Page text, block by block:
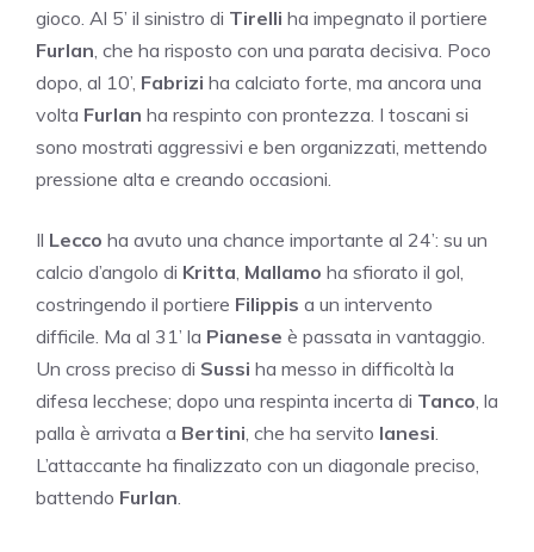
gioco. Al 5’ il sinistro di Tirelli ha impegnato il portiere
Furlan , che ha risposto con una parata decisiva. Poco
dopo, al 10’, Fabrizi ha calciato forte, ma ancora una
volta Furlan ha respinto con prontezza. I toscani si
sono mostrati aggressivi e ben organizzati, mettendo
pressione alta e creando occasioni.
Il Lecco ha avuto una chance importante al 24’: su un
calcio d’angolo di Kritta Mallamo ha sfiorato il gol,
costringendo il portiere Filippis a un intervento
difficile. Ma al 31’ la Pianese è passata in vantaggio.
Un cross preciso di Sussi ha messo in difficoltà la
difesa lecchese; dopo una respinta incerta di Tanco , la
palla è arrivata a Bertini , che ha servito Ianesi
L’attaccante ha finalizzato con un diagonale preciso,
battendo Furlan